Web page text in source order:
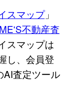
スマップ」
不動産査
スマップは
し、会員登
AI査定ツール